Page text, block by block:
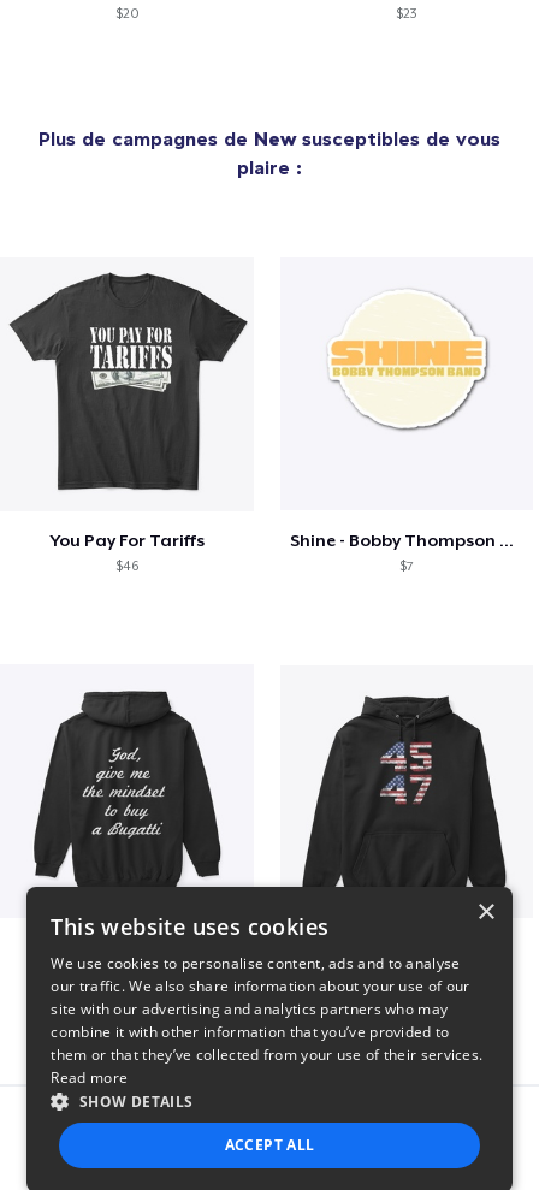
$20 $23
Plus de campagnes de Newsusceptibles de vous
plaire :
You Pay For Tariffs
$46
Shine - Bobby Thompson Band Merch
$7
$51 $40
Report this product
×
This website uses cookies
We use cookies to personalise content, ads and to analyse
our traffic. We also share information about your use of our
site with our advertising and analytics partners who may
combine it with other information that you’ve provided to
them or that they’ve collected from your use of their services.
Read more
SHOW DETAILS
ACCEPT ALL